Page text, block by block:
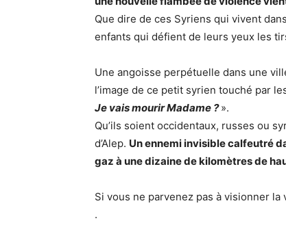
Que dire de ces Syriens qui vivent
enfants qui défient de leurs yeux les
Une angoisse perpétuelle dans une
l’image de ce petit syrien touché par
Je vais mourir Madame ? ».
Qu’ils soient occidentaux, russes ou
d’Alep. Un ennemi invisible calfeutré
gaz à une dizaine de kilomètres de
Si vous ne parvenez pas à visionner la
.